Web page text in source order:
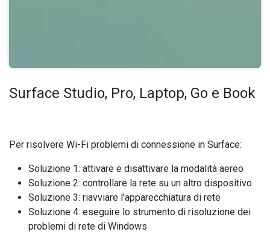
Surface Studio, Pro, Laptop, Go e Book
Per risolvere Wi-Fi problemi di connessione in Surface:
Soluzione 1: attivare e disattivare la modalità aereo
Soluzione 2: controllare la rete su un altro dispositivo
Soluzione 3: riavviare l'apparecchiatura di rete
Soluzione 4: eseguire lo strumento di risoluzione dei
problemi di rete di Windows